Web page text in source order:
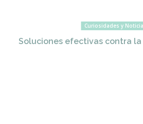
Curiosidades y
Soluciones efectivas contra